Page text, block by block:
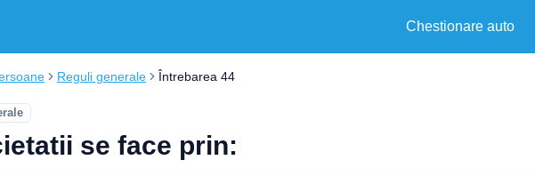
Chestionare auto
Reguli generale Întrebarea 44
se face prin: